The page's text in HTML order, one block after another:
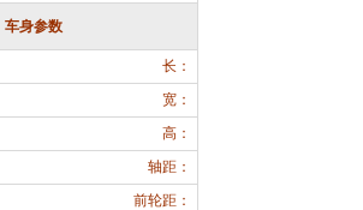
车身参数
长：
宽：
高：
轴距：
前轮距：